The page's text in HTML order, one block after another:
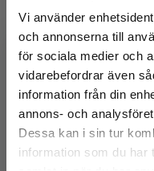
Vi använder
och annonserna till
för sociala medier och
vidarebefordrar även
information från din
annons- och
Dessa kan i sin tur
information som du har
Det verkar som att
Etiska
Granér, R -
226 kr inkl. moms